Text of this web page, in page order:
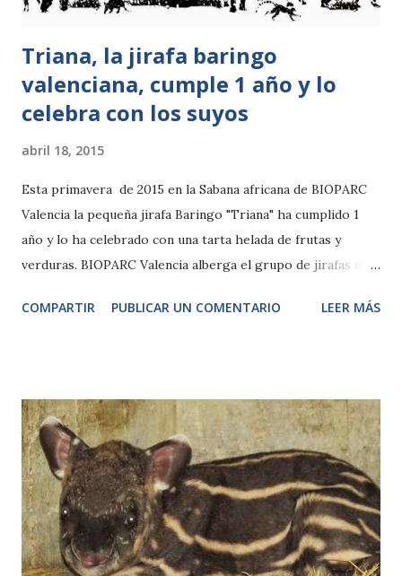
La creación de esta ár...
Triana, la jirafa baringo
valenciana, cumple 1 año y lo
celebra con los suyos
abril 18, 2015
Esta primavera de 2015 en la Sabana africana de BIOPARC
Valencia la pequeña jirafa Baringo "Triana" ha cumplido 1
año y lo ha celebrado con una tarta helada de frutas y
verduras. BIOPARC Valencia alberga el grupo de jirafas más
reproducción de la especie Giraffa camelopardalis
reproducción (EEP) de esta jirafa también llamada Baringo,
para luchar por su conservación. Esta subespecie
Rothschild o Baringo se distribuye en el norte de Uganda y
el sur de Sudán. Su periodo de gestación es de alrededor de
450 días. Suelen ser partos de un único ejemplar y su
esperanza de vida: de 10-15 años en la naturaleza y de 20-27
en cautividad. Es una bellisima noticia que dar en un fin de
COMPARTIR PUBLICAR UN COMENTARIO LEER MÁS